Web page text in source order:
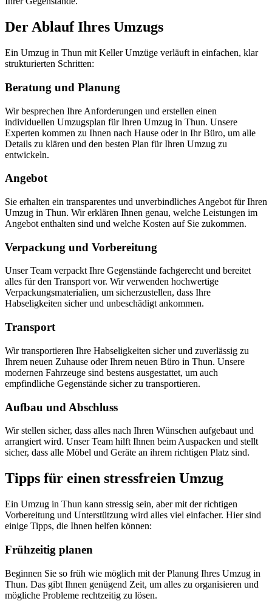
Der Ablauf Ihres Umzugs
Ein Umzug in Thun mit Keller Umzüge verläuft in einfachen, klar
strukturierten Schritten:
Beratung und Planung
Wir besprechen Ihre Anforderungen und erstellen einen
individuellen Umzugsplan für Ihren Umzug in Thun. Unsere
Experten kommen zu Ihnen nach Hause oder in Ihr Büro, um alle
Details zu klären und den besten Plan für Ihren Umzug zu
entwickeln.
Angebot
Sie erhalten ein transparentes und unverbindliches Angebot für Ihren
Umzug in Thun. Wir erklären Ihnen genau, welche Leistungen im
Angebot enthalten sind und welche Kosten auf Sie zukommen.
Verpackung und Vorbereitung
Unser Team verpackt Ihre Gegenstände fachgerecht und bereitet
alles für den Transport vor. Wir verwenden hochwertige
Verpackungsmaterialien, um sicherzustellen, dass Ihre
Habseligkeiten sicher und unbeschädigt ankommen.
Transport
Wir transportieren Ihre Habseligkeiten sicher und zuverlässig zu
Ihrem neuen Zuhause oder Ihrem neuen Büro in Thun. Unsere
modernen Fahrzeuge sind bestens ausgestattet, um auch
empfindliche Gegenstände sicher zu transportieren.
Aufbau und Abschluss
Wir stellen sicher, dass alles nach Ihren Wünschen aufgebaut und
arrangiert wird. Unser Team hilft Ihnen beim Auspacken und stellt
sicher, dass alle Möbel und Geräte an ihrem richtigen Platz sind.
Tipps für einen stressfreien Umzug
Ein Umzug in Thun kann stressig sein, aber mit der richtigen
Vorbereitung und Unterstützung wird alles viel einfacher. Hier sind
einige Tipps, die Ihnen helfen können:
Frühzeitig planen
Beginnen Sie so früh wie möglich mit der Planung Ihres Umzug in
Thun. Das gibt Ihnen genügend Zeit, um alles zu organisieren und
mögliche Probleme rechtzeitig zu lösen.